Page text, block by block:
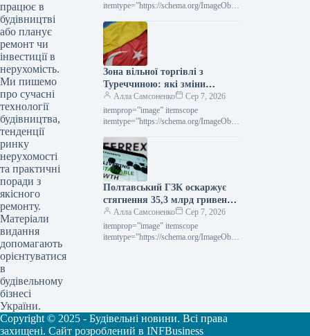
працює в
будівництві
або планує
ремонт чи
інвестиції в
нерухомість.
Ми пишемо
про сучасні
технології
будівництва,
тенденції
ринку
нерухомості
та практичні
поради з
якісного
ремонту.
Матеріали
видання
допомагають
орієнтуватися
в
будівельному
бізнесі
України.
досягнувши позначки $2563 за
itemtype=”https://schema.org/ImageObje
Глобальний ринок ціни на прокат
Роздрукувати 297 06 Серпня 2026
Середні ціни на нафтогазові труби…
Зона вільної торгівлі з
Туреччиною: які зміни
чекають на українське
металоведення
Алла Самсоненко
Сер 7, 2026
itemprop=”image” itemscope
itemtype=”https://schema.org/ImageObje
СтаттіІндустріяторгівляРоздрукувати
7106 Серпня 2026 ЗВТ із Туреччиною:
що зміниться для української
металопродукції Читайте на
русскомRead in…
Полтавський ГЗК оскаржує
стягнення 35,3 млрд гривень
за невиконання норм
валютного регулювання.
Алла Самсоненко
Сер 7, 2026
itemprop=”image” itemscope
itemtype=”https://schema.org/ImageObje
Copyright © 2025 - Будівельні новини. Всі права
захищені. Сайт розроблений в INFBusiness